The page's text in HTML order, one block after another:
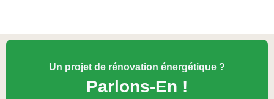
Un projet de rénovation énergétique ?
Parlons-En !